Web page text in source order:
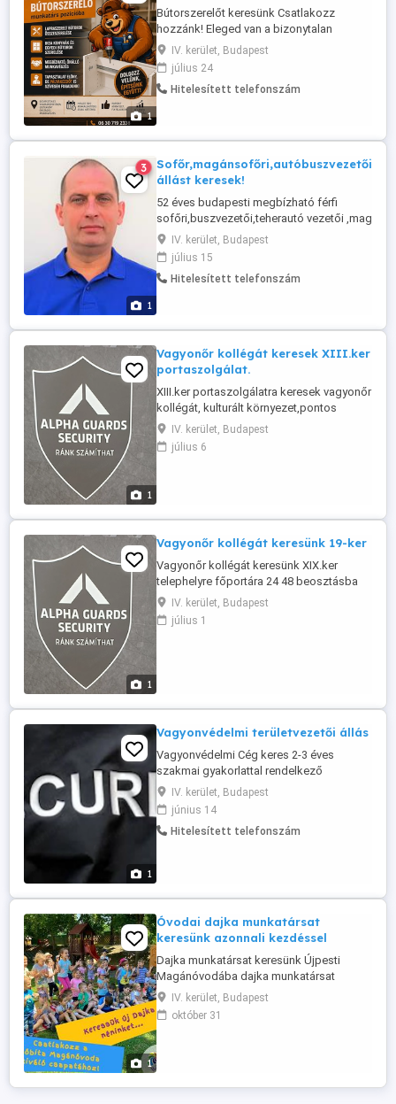
1
Bútorszerelőt keresünk Csatlakozz
hozzánk! Eleged van a bizonytalan
munkákból? Szeretsz alkotni, igényes
vagy a munkádra, és olyan helyet keresel,
ahol valóban megbecsülnek? Akkor lehet,
hogy téged keresünk! Munkavégzés
keresünk, ha: ...
IV. kerület, Budapest
július 24
Hitelesített telefonszám
1
3
állást keresek!
52 éves budapesti megbízható férfi
sofőri,buszvezetői,teherautó vezetői
keresek.Kategóriáim:B,C,D,E, rendelkezem.
is megvan.Sürgősségi vérszállítás
érdekel.Megkülönböztető jármű vezetése is
munka is érdekel,alkalmi ...
IV. kerület, Budapest
július 15
Hitelesített telefonszám
1
Vagyonőr kollégát keresek XIII.ker
portaszolgálat.
XIII.ker portaszolgálatra keresek vagyonőr
kollégát, kulturált környezet,pontos
fizetés ,térítés mentes ruházat. Érdeklődni
Telefonon: 06205461395
IV. kerület, Budapest
július 6
1
Vagyonőr kollégát keresünk 19-ker
Vagyonőr kollégát keresünk XIX.ker
telephelyre főportára 24 48 beosztásba
egy fős szolgálat ,kulturált környezet
,térités mentes ruházat, csekkolás mentes
pozíció. Augusztus 01 kezdés!!!
IV. kerület, Budapest
július 1
1
Vagyonvédelmi területvezetői állás
Vagyonvédelmi Cég keres 2-3 éves
szakmai gyakorlattal rendelkező
Területvezetőt kereskedelmi egységek
területeire. Főbb feladatok: - Napi
szolgálatvezénylés szervezése és
dokumentálása, irányítása és annak napi
IV. kerület, Budapest
június 14
Hitelesített telefonszám
1
Óvodai dajka munkatársat
keresünk azonnali kezdéssel
Dajka munkatársat keresünk Újpesti
Magánóvodába dajka munkatársat
keresünk. Teljes állásban bejelentve,
versenyképes fizetésért keressük leendő
munkatársainkat. Elvárások:
A környezetére és munkájára ...
IV. kerület, Budapest
október 31